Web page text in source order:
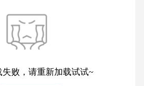
失败，请重新加载试试~